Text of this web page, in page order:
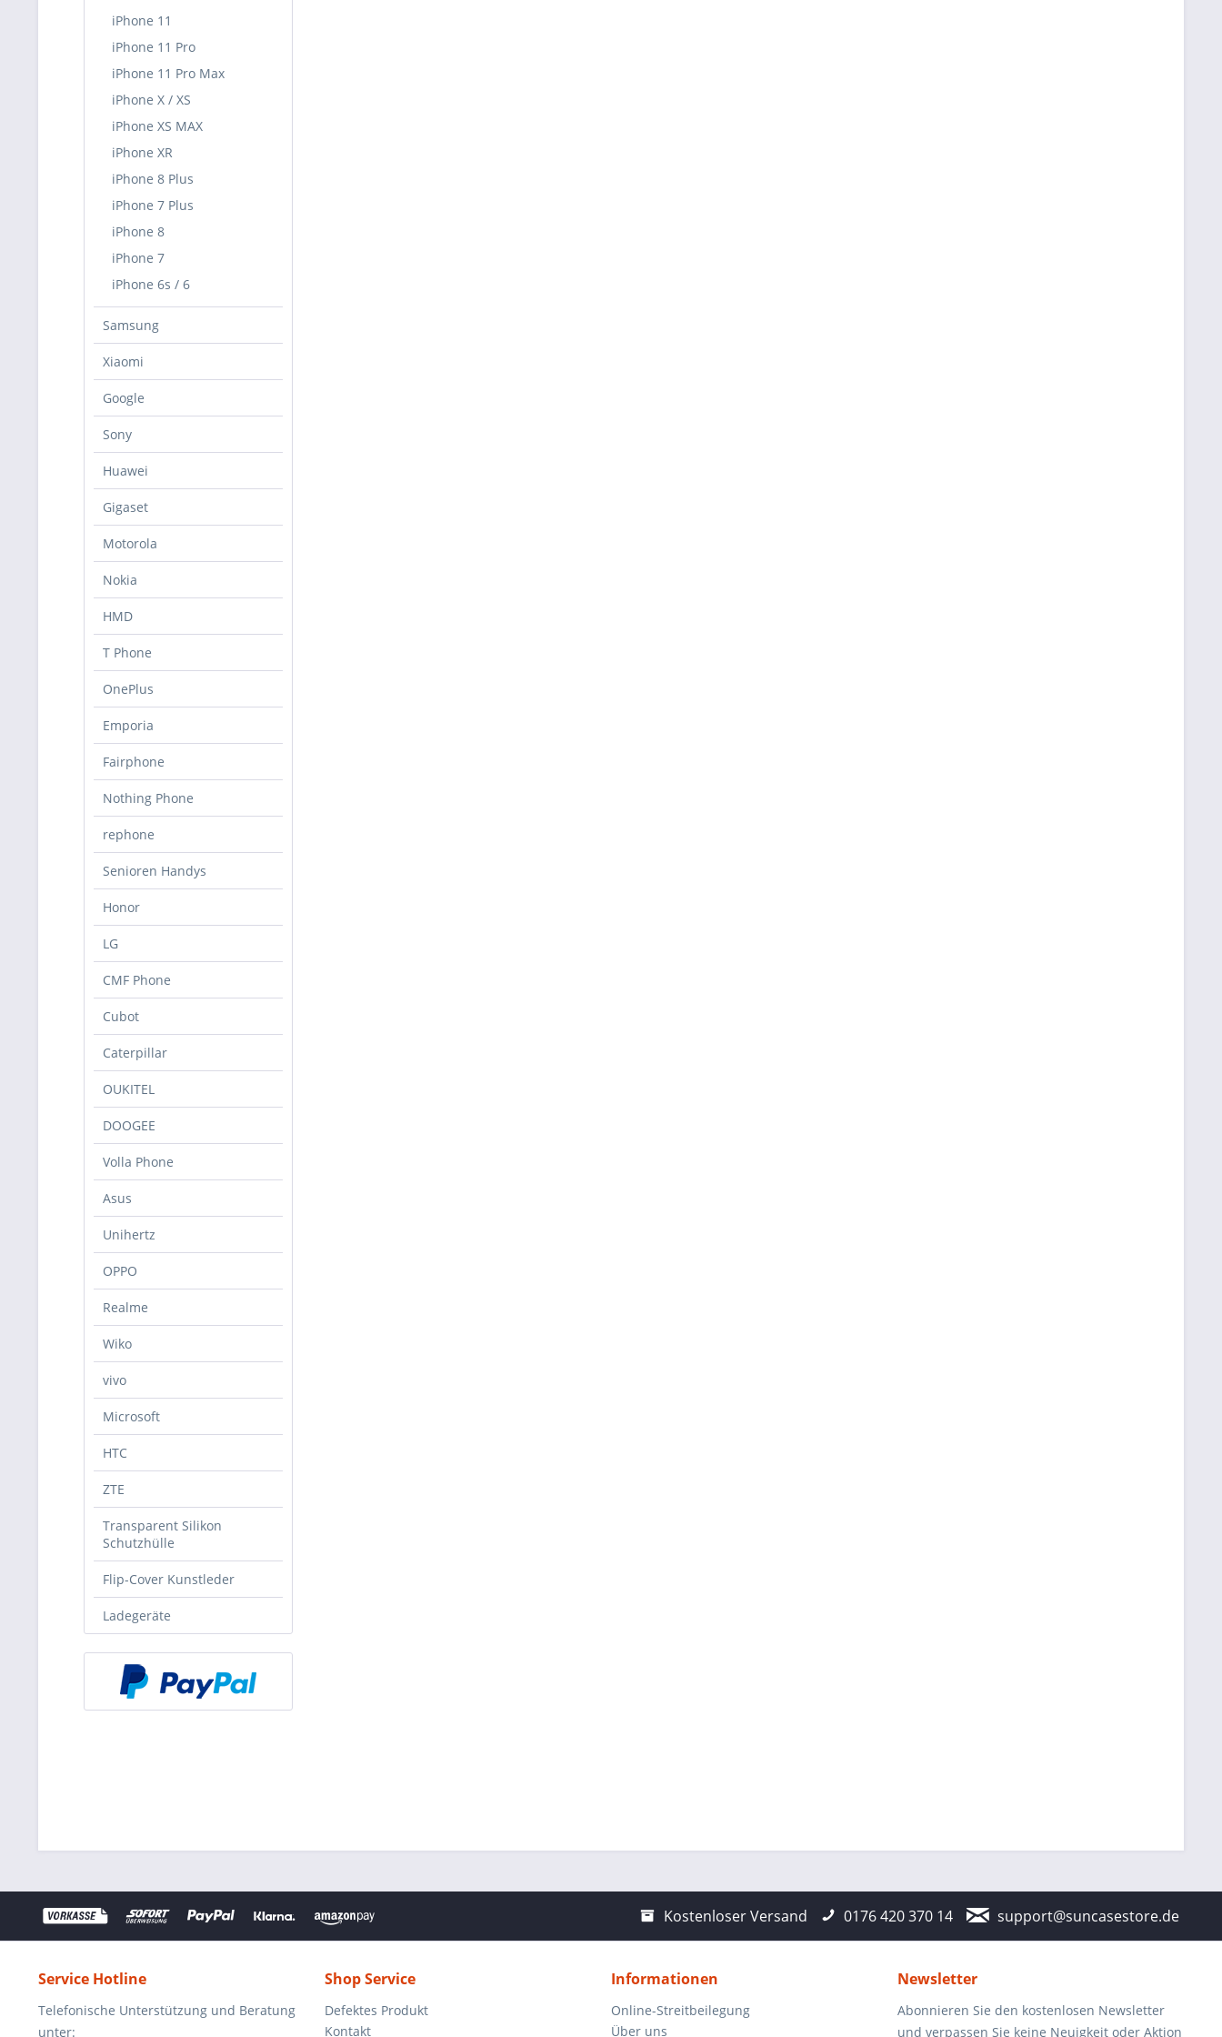
iPhone 11
iPhone 11 Pro
iPhone 11 Pro Max
iPhone X / XS
iPhone XS MAX
iPhone XR
iPhone 8 Plus
iPhone 7 Plus
iPhone 8
iPhone 7
iPhone 6s / 6
Samsung
Xiaomi
Google
Sony
Huawei
Gigaset
Motorola
Nokia
HMD
T Phone
OnePlus
Emporia
Fairphone
Nothing Phone
rephone
Senioren Handys
Honor
LG
CMF Phone
Cubot
Caterpillar
OUKITEL
DOOGEE
Volla Phone
Asus
Unihertz
OPPO
Realme
Wiko
vivo
Microsoft
HTC
ZTE
Transparent Silikon
Schutzhülle
Flip-Cover Kunstleder
Ladegeräte
Kostenloser Versand 0176 420 370 14 support@suncasestore.de
Service Hotline
Telefonische Unterstützung und Beratung
unter:
Shop Service
Defektes Produkt
Kontakt
Informationen
Online-Streitbeilegung
Über uns
Newsletter
Abonnieren Sie den kostenlosen Newsletter
und verpassen Sie keine Neuigkeit oder Aktion